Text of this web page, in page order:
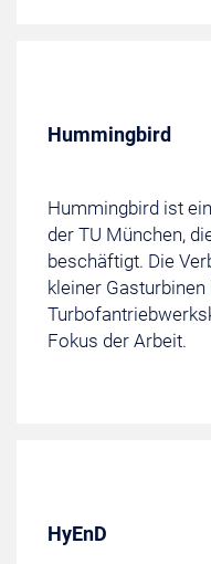
Hummingbird
Hummingbird ist
der TU München,
beschäftigt. Die
kleiner
Fokus der Arbeit.
HyEnD